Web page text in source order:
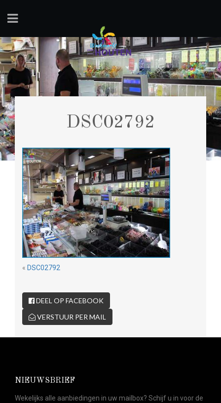
DSC02792
« DSC02792
DEEL OP FACEBOOK
VERSTUUR PER MAIL
NIEUWSBRIEF
Wekelijks alle aanbiedingen in uw mailbox? Schijf u in voor de